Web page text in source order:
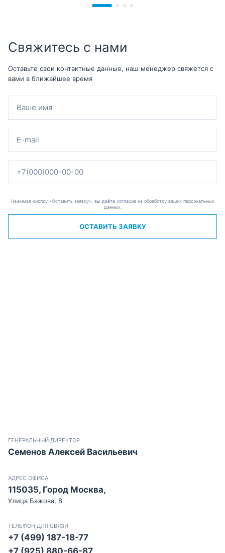
Свяжитесь с нами
Оставьте свои контактные данные, наш менеджер свяжется с
вами в ближайшее время
Нажимая кнопку «Оставить заявку», вы даёте согласие на обработку ваших персональных
данных.
ОСТАВИТЬ ЗАЯВКУ
ГЕНЕРАЛЬНЫЙ ДИРЕКТОР
Семенов Алексей Васильевич
АДРЕС ОФИСА
115035, Город Москва,
Улица Бажова, 8
ТЕЛЕФОН ДЛЯ СВЯЗИ
+7 (499) 187-18-77
+7 (925) 880-66-87